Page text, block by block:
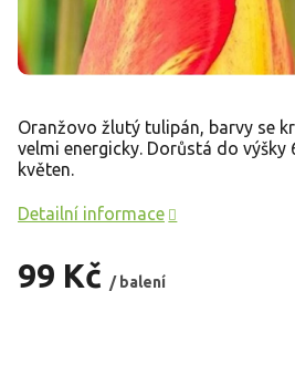
99 Kč / balení
Oranžovo žlutý tulipán, barvy se
velmi energicky. Dorůstá do výšky
květen.
Detailní informace